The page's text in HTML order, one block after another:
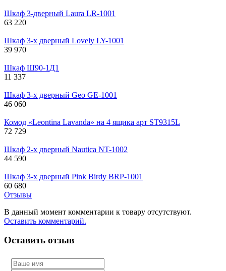
Шкаф 3-дверный Laura LR-1001
63 220
Шкаф 3-х дверный Lovely LY-1001
39 970
Шкаф Ш90-1Д1
11 337
Шкаф 3-х дверный Geo GE-1001
46 060
Комод «Leontina Lavanda» на 4 ящика арт ST9315L
72 729
Шкаф 2-х дверный Nautica NT-1002
44 590
Шкаф 3-х дверный Pink Birdy BRP-1001
60 680
Отзывы
В данный момент комментарии к товару отсутствуют.
Оставить комментарий.
Оставить отзыв